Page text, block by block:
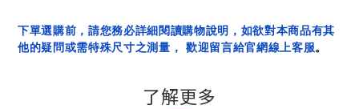
下單選購前，請您務必詳細閱讀購物說明，如欲對本商品有其
他的疑問或需特殊尺寸之測量， 歡迎留言給官網線上客服。
了解更多